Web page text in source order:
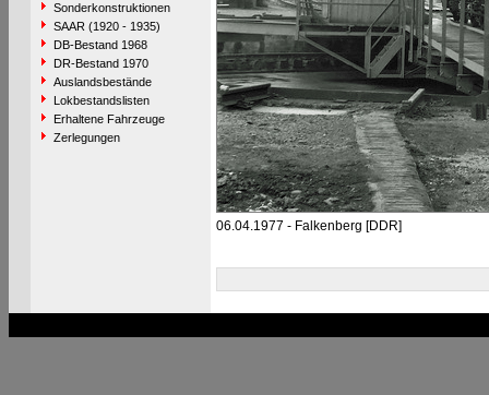
Sonderkonstruktionen
SAAR (1920 - 1935)
DB-Bestand 1968
DR-Bestand 1970
Auslandsbestände
Lokbestandslisten
Erhaltene Fahrzeuge
Zerlegungen
06.04.1977 - Falkenberg [DDR]